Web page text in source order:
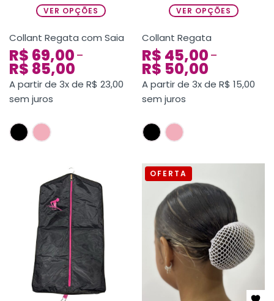
VER OPÇÕES
Collant Regata com Saia
R$ 69,00 –
R$ 85,00
A partir de 3x de R$ 23,00
sem juros
VER OPÇÕES
Collant Regata
R$ 45,00 –
R$ 50,00
A partir de 3x de R$ 15,00
sem juros
OFERTA